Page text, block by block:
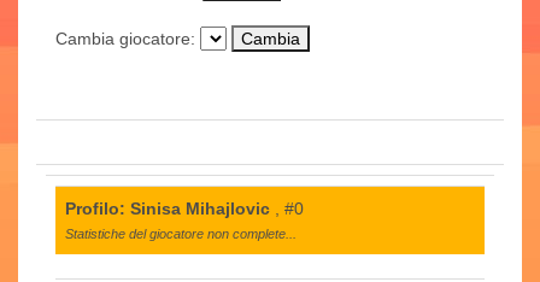
Cambia giocatore:
Profilo: Sinisa Mihajlovic , #0
Statistiche del giocatore non complete...